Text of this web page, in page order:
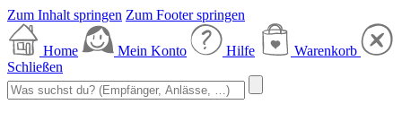
Zum Inhalt springen Zum Footer springen
Home Mein Konto Hilfe
Warenkorb
Schließen